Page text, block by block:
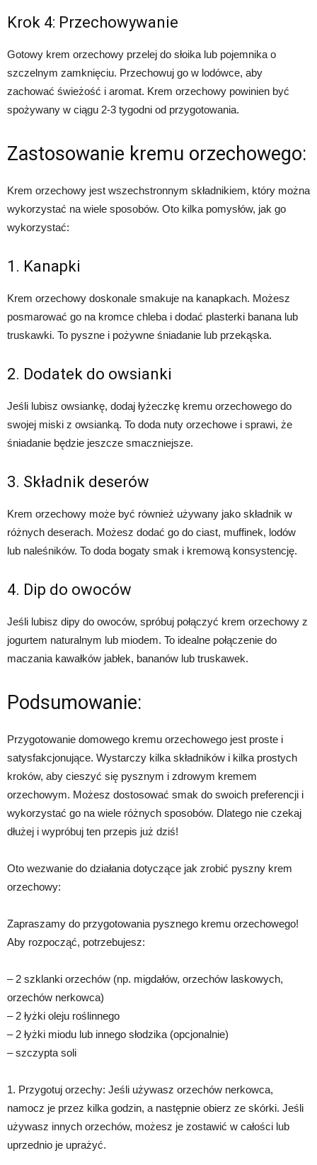
Krok 4: Przechowywanie
Gotowy krem orzechowy przelej do słoika lub pojemnika o
szczelnym zamknięciu. Przechowuj go w lodówce, aby
zachować świeżość i aromat. Krem orzechowy powinien być
spożywany w ciągu 2-3 tygodni od przygotowania.
Zastosowanie kremu orzechowego:
Krem orzechowy jest wszechstronnym składnikiem, który można
wykorzystać na wiele sposobów. Oto kilka pomysłów, jak go
wykorzystać:
1. Kanapki
Krem orzechowy doskonale smakuje na kanapkach. Możesz
posmarować go na kromce chleba i dodać plasterki banana lub
truskawki. To pyszne i pożywne śniadanie lub przekąska.
2. Dodatek do owsianki
Jeśli lubisz owsiankę, dodaj łyżeczkę kremu orzechowego do
swojej miski z owsianką. To doda nuty orzechowe i sprawi, że
śniadanie będzie jeszcze smaczniejsze.
3. Składnik deserów
Krem orzechowy może być również używany jako składnik w
różnych deserach. Możesz dodać go do ciast, muffinek, lodów
lub naleśników. To doda bogaty smak i kremową konsystencję.
4. Dip do owoców
Jeśli lubisz dipy do owoców, spróbuj połączyć krem orzechowy z
jogurtem naturalnym lub miodem. To idealne połączenie do
maczania kawałków jabłek, bananów lub truskawek.
Podsumowanie:
Przygotowanie domowego kremu orzechowego jest proste i
satysfakcjonujące. Wystarczy kilka składników i kilka prostych
kroków, aby cieszyć się pysznym i zdrowym kremem
orzechowym. Możesz dostosować smak do swoich preferencji i
wykorzystać go na wiele różnych sposobów. Dlatego nie czekaj
dłużej i wypróbuj ten przepis już dziś!
Oto wezwanie do działania dotyczące jak zrobić pyszny krem
orzechowy:
Zapraszamy do przygotowania pysznego kremu orzechowego!
Aby rozpocząć, potrzebujesz:
– 2 szklanki orzechów (np. migdałów, orzechów laskowych,
orzechów nerkowca)
– 2 łyżki oleju roślinnego
– 2 łyżki miodu lub innego słodzika (opcjonalnie)
– szczypta soli
1. Przygotuj orzechy: Jeśli używasz orzechów nerkowca,
namocz je przez kilka godzin, a następnie obierz ze skórki. Jeśli
używasz innych orzechów, możesz je zostawić w całości lub
uprzednio je uprażyć.